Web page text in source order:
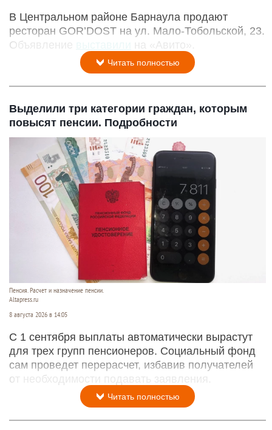
В Центральном районе Барнаула продают
ресторан GOR’DOST на ул. Мало-Тобольской, 23.
Объявление
на «Авито».
Читать полностью
Выделили три категории граждан, которым
повысят пенсии. Подробности
Пенсия. Расчет и назначение пенсии.
Altapress.ru
8 августа 2026 в 14:05
С 1 сентября выплаты автоматически вырастут
для трех групп пенсионеров. Социальный фонд
сам проведет перерасчет, избавив получателей
от необходимости подавать заявления.
Читать полностью